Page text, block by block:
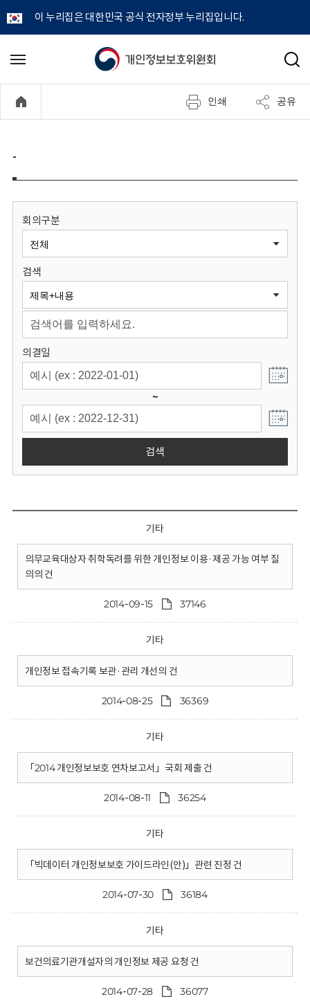
이 누리집은 대한민국 공식 전자정부 누리집입니다.
개
정
보
원
회
메
기
검
인쇄 공유
-
회의구분
검색
의결일
~
검색
기타
의무교육대상자 취학독려를 위한 개인정보 이용·제공 가능 여부 질
의의 건
2014-09-15 37146
기타
개인정보 접속기록 보관·관리 개선의 건
2014-08-25 36369
기타
「2014 개인정보보호 연차보고서」국회 제출 건
2014-08-11 36254
기타
「빅데이터 개인정보보호 가이드라인(안)」관련 진정 건
2014-07-30 36184
기타
보건의료기관개설자의 개인정보 제공 요청 건
2014-07-28 36077